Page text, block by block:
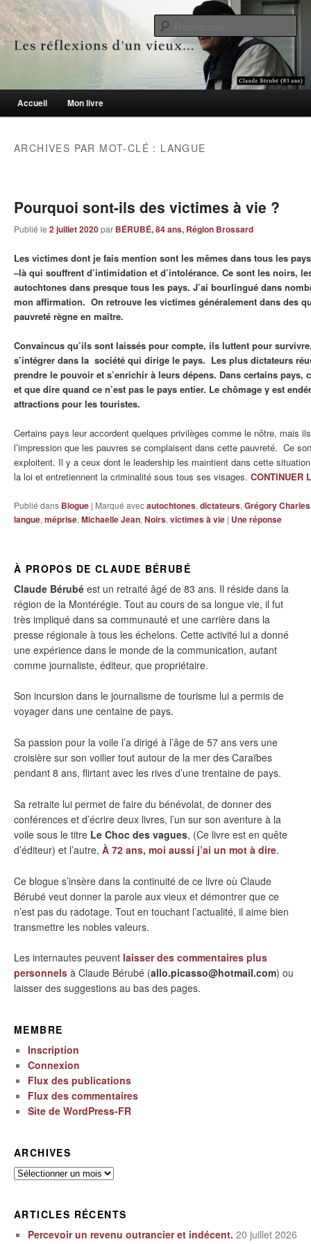
Les réflexions d'un vieux…
Le blogue des aînés de 65 ans et +
Menu principal
Aller au contenu principal
Aller au contenu secondaire
Accueil Mon livre
ARCHIVES PAR MOT-CLÉ : LANGUE
Pourquoi sont-ils des victimes à vie ?
Publié le 2 juillet 2020par BÉRUBÉ, 84 ans, Région Brossard
Les victimes dont je fais mention sont les mêmes dans tous les
–là qui souffrent d’intimidation et d’intolérance. Ce sont les noirs,
autochtones dans presque tous les pays. J’ai bourlingué dans
mon affirmation. On retrouve les victimes généralement dans des
pauvreté règne en maître.
Convaincus qu’ils sont laissés pour compte, ils luttent pour
s’intégrer dans la société qui dirige le pays. Les plus dictateurs
prendre le pouvoir et s’enrichir à leurs dépens. Dans certains pays,
et que dire quand ce n’est pas le pays entier. Le chômage y est
attractions pour les touristes.
Certains pays leur accordent quelques privilèges comme le nôtre, mais
l’impression que les pauvres se complaisent dans cette pauvreté. Ce
exploitent. Il y a ceux dont le leadership les maintient dans cette
la loi et entretiennent la criminalité sous tous ses visages. CONTINUER
Publié dans Blogue | Marqué avecautochtones, dictateurs, Grégory Charles
langue, méprise, Michaelle Jean, Noirs, victimes à vie | Uneréponse
À PROPOS DE CLAUDE BÉRUBÉ
Claude Bérubé est un retraité âgé de 83 ans. Il réside dans la
région de la Montérégie. Tout au cours de sa longue vie, il fut
très impliqué dans sa communauté et une carrière dans la
presse régionale à tous les échelons. Cette activité lui a donné
une expérience dans le monde de la communication, autant
comme journaliste, éditeur, que propriétaire.
Son incursion dans le journalisme de tourisme lui a permis de
voyager dans une centaine de pays.
Sa passion pour la voile l’a dirigé à l’âge de 57 ans vers une
croisière sur son voilier tout autour de la mer des Caraïbes
pendant 8 ans, flirtant avec les rives d’une trentaine de pays.
Sa retraite lui permet de faire du bénévolat, de donner des
conférences et d’écrire deux livres, l’un sur son aventure à la
voile sous le titre Le Choc des vagues, (Ce livre est en quête
d’éditeur) et l’autre, À 72 ans, moi aussi j’ai un mot à dire.
Ce blogue s’insère dans la continuité de ce livre où Claude
Bérubé veut donner la parole aux vieux et démontrer que ce
n’est pas du radotage. Tout en touchant l’actualité, il aime bien
transmettre les nobles valeurs.
Les internautes peuvent laisser des commentaires plus
personnels à Claude Bérubé (allo.picasso@hotmail.com) ou
laisser des suggestions au bas des pages.
MEMBRE
Inscription
Connexion
Flux des publications
Flux des commentaires
Site de WordPress-FR
ARCHIVES
Archives
ARTICLES RÉCENTS
Percevoir un revenu outrancier et indécent. 20 juillet 2026